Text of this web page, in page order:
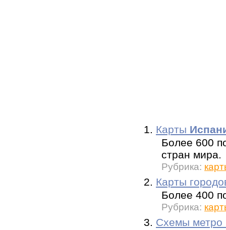
1. Карты
Более 600
стран мира.
Рубрика:
2. Карты
Более 400
Рубрика:
3. Схемы метро